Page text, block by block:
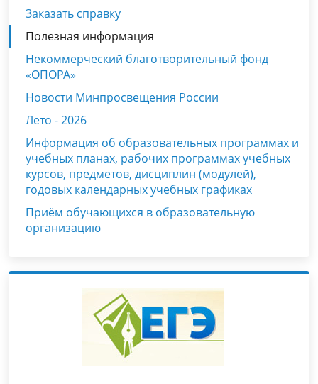
Заказать справку
Полезная информация
Некоммерческий благотворительный фонд
«ОПОРА»
Новости Минпросвещения России
Лето - 2026
Информация об образовательных программах и
учебных планах, рабочих программах учебных
курсов, предметов, дисциплин (модулей),
годовых календарных учебных графиках
Приём обучающихся в образовательную
организацию